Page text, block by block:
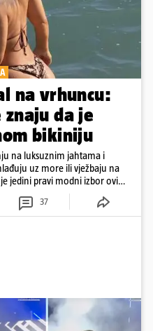
na vrhuncu:
znaju da je
bikiniju
na luksuznim jahtama i
uz more ili vježbaju na
jedini pravi modni izbor ovih
37